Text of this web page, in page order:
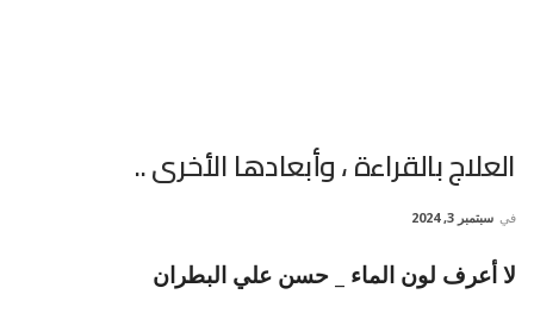
العلاج بالقراءة ، وأبعادها الأخرى ..
في سبتمبر 3, 2024
لا أعرف لون الماء _ حسن علي البطران